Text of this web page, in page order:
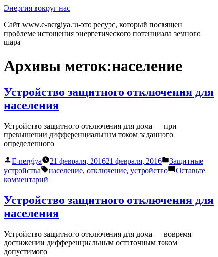
Перейти
содержимому
Энергия вокруг нас
Сайт www.e-nergiya.ru-это ресурс, который посвящен
проблеме истощения энергетического потенциала земного
шара
Архивы меток:население
Устройство защитного отключения для
населения
Устройство защитного отключения для дома — при
превышении дифференциальным током заданного
определенного
Написано
автором
E-nergiya 21 февраля, 201621 февраля, 2016
Написано
в
Защитные
устройства
Метки:
население, отключение, устройство
Оставьте
комментарий
отключения
для
Устройство защитного отключения для
населения
Устройство защитного отключения для дома — вовремя
достижении дифференциальным остаточным током
допустимого